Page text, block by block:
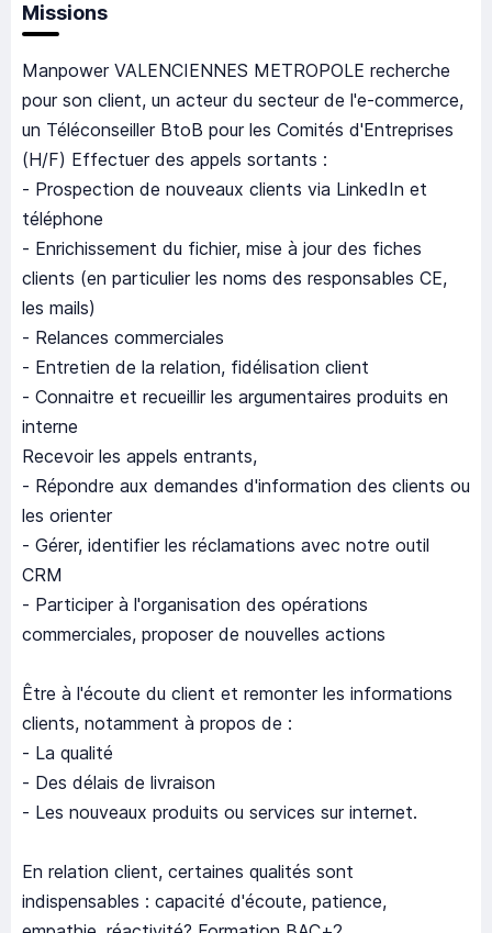
Missions
Manpower VALENCIENNES METROPOLE recherche
pour son client, un acteur du secteur de l'e-commerce,
un Téléconseiller BtoB pour les Comités d'Entreprises
(H/F) Effectuer des appels sortants :
- Prospection de nouveaux clients via LinkedIn et
téléphone
- Enrichissement du fichier, mise à jour des fiches
clients (en particulier les noms des responsables CE,
les mails)
- Relances commerciales
- Entretien de la relation, fidélisation client
- Connaitre et recueillir les argumentaires produits en
interne
Recevoir les appels entrants,
- Répondre aux demandes d'information des clients ou
les orienter
- Gérer, identifier les réclamations avec notre outil
CRM
- Participer à l'organisation des opérations
commerciales, proposer de nouvelles actions
Être à l'écoute du client et remonter les informations
clients, notamment à propos de :
- La qualité
- Des délais de livraison
- Les nouveaux produits ou services sur internet.
En relation client, certaines qualités sont
indispensables : capacité d'écoute, patience,